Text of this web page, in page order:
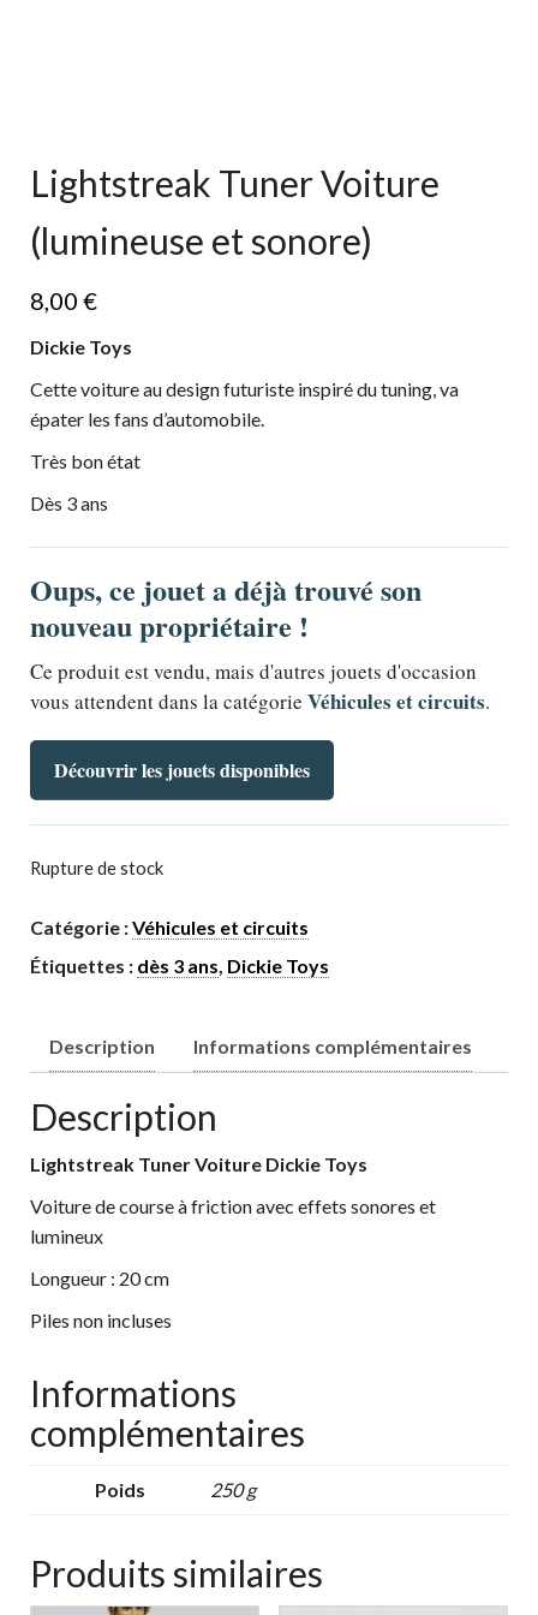
Lightstreak Tuner Voiture
(lumineuse et sonore)
8,00 €
Dickie Toys
Cette voiture au design futuriste inspiré du tuning, va
épater les fans d’automobile.
Très bon état
Dès 3 ans
Oups, ce jouet a déjà trouvé son
nouveau propriétaire !
Ce produit est vendu, mais d'autres jouets d'occasion
vous attendent dans la catégorie Véhicules et circuits.
Découvrir les jouets disponibles
Rupture de stock
Catégorie :Véhicules et circuits
Étiquettes : dès 3 ans, Dickie Toys
Description Informations complémentaires
Description
Lightstreak Tuner Voiture Dickie Toys
Voiture de course à friction avec effets sonores et
lumineux
Longueur : 20 cm
Piles non incluses
Informations
complémentaires
Poids 250 g
Produits similaires